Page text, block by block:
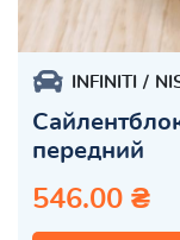
INFINITI
передний
546.00 ₴